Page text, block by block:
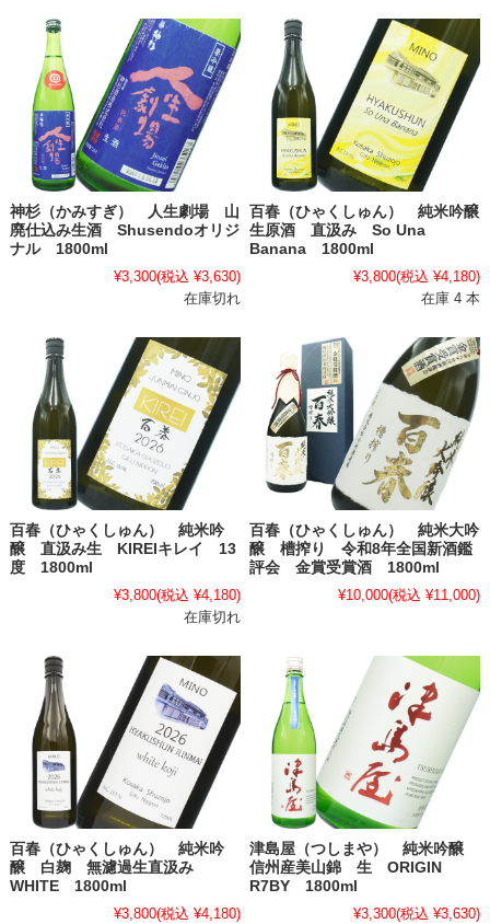
神杉（かみすぎ） 人生劇場 山
廃仕込み生酒 Shusendoオリジ
ナル 1800ml
¥3,300(税込 ¥3,630)
在庫切れ
百春（ひゃくしゅん） 純米吟醸
生原酒 直汲み So Una
Banana 1800ml
¥3,800(税込 ¥4,180)
在庫 4 本
百春（ひゃくしゅん） 純米吟
醸 直汲み生 KIREIキレイ 13
度 1800ml
¥3,800(税込 ¥4,180)
在庫切れ
百春（ひゃくしゅん） 純米大吟
醸 槽搾り 令和8年全国新酒鑑
評会 金賞受賞酒 1800ml
¥10,000(税込 ¥11,000)
百春（ひゃくしゅん） 純米吟
醸 白麹 無濾過生直汲み
WHITE 1800ml
¥3,800(税込 ¥4,180)
津島屋（つしまや） 純米吟醸
信州産美山錦 生 ORIGIN
R7BY 1800ml
¥3,300(税込 ¥3,630)